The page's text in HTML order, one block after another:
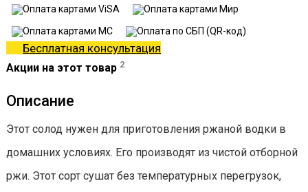
Бесплатная консультация
Акции на этот товар 2
Описание
Этот солод нужен для приготовления ржаной водки в
домашних условиях. Его производят из чистой отборной
ржи. Этот сорт сушат без температурных перегрузок,